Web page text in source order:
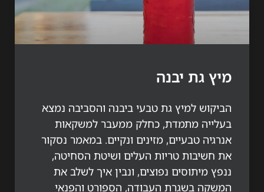
גת יבנה
למיץ גת טבעי ביבנה והסביבה נמצא
מתמדת, כחלק ממעבר למשקאות
טבעיים, מזינים ונקיים. במאמר נסקור
טריות העלים ושיטת הסחיטה,
מיתוסים נפוצים, ונבין איך לשלב את
בשגרת העבודה, הספורט והפנאי